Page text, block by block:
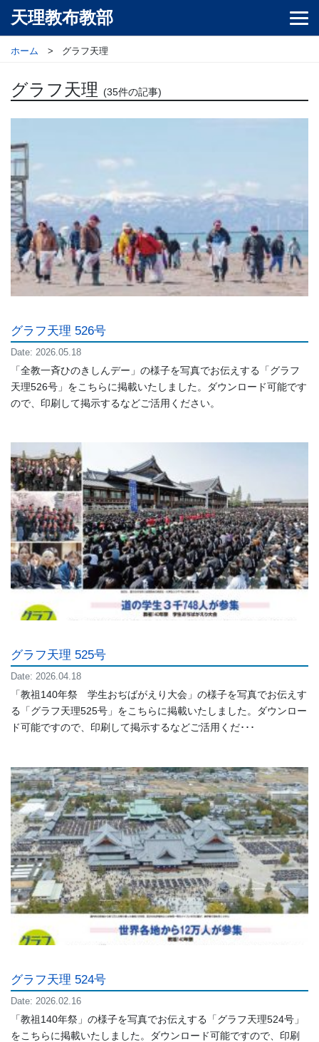
天理教布教部
ホーム グラフ天理
グラフ天理 (35件の記事)
グラフ天理 526号
Date: 2026.05.18
「全教一斉ひのきしんデー」の様子を写真でお伝えする「グラフ
天理526号」をこちらに掲載いたしました。ダウンロード可能です
ので、印刷して掲示するなどご活用ください。
グラフ天理 525号
Date: 2026.04.18
「教祖140年祭 学生おぢばがえり大会」の様子を写真でお伝えす
る「グラフ天理525号」をこちらに掲載いたしました。ダウンロー
ド可能ですので、印刷して掲示するなどご活用くだ･･･
グラフ天理 524号
Date: 2026.02.16
「教祖140年祭」の様子を写真でお伝えする「グラフ天理524号」
をこちらに掲載いたしました。ダウンロード可能ですので、印刷